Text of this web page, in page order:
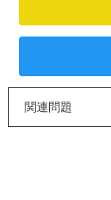
関連問題